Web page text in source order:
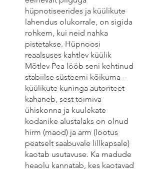
hüpnotiseerides ja küülikute
lahendus olukorrale, on sigida
rohkem, kui neid nahka
pistetakse. Hüpnoosi
reaalsuses kahtlev küülik
Mõtlev Pea lööb seni kehtinud
stabiilse süsteemi kõikuma –
küülikute kuninga autoriteet
kahaneb, sest toimiva
ühiskonna ja kuulekate
kodanike alustalaks on olnud
hirm (maod) ja arm (lootus
peatselt saabuvale lillkapsale)
kaotab usutavuse. Ka madude
heaolu kannatab, kes kaotavad